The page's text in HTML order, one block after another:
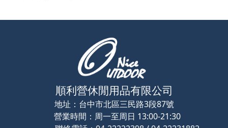
順利營休閒用品有限公司
地址： 台中市北區三民路3段87號
營業時間： 周一至周日 13:00-21:30